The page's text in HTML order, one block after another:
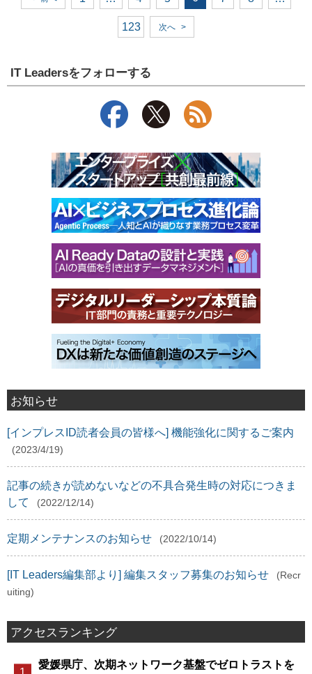
123 次へ >
IT Leadersをフォローする
お知らせ
[インプレスID読者会員の皆様へ] 機能強化に関するご案内
(2023/4/19)
記事の続きが読めないなどの不具合発生時の対応につきま
して
(2022/12/14)
定期メンテナンスのお知らせ (2022/10/14)
[IT Leaders編集部より] 編集スタッフ募集のお知らせ
(Recr
uiting)
アクセスランキング
愛媛県庁、次期ネットワーク基盤でゼロトラストを